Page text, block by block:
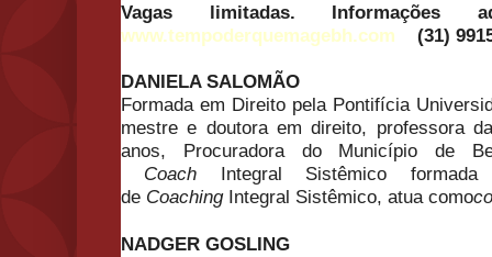
Vagas limitadas. Informações
www.tempoderquemagebh.com (31)
DANIELA SALOMÃO
Formada em Direito pela Pontifícia
mestre e doutora em direito, professora
anos, Procuradora do Município de
Coach
Integral Sistêmico
de Coaching Integral Sistêmico, atua como
NADGER GOSLING